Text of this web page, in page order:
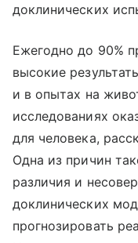
доклинических
Ежегодно до 90%
высокие
и в опытах на
исследованиях
для человека,
Одна из причин
различия и
доклинических
прогнозировать